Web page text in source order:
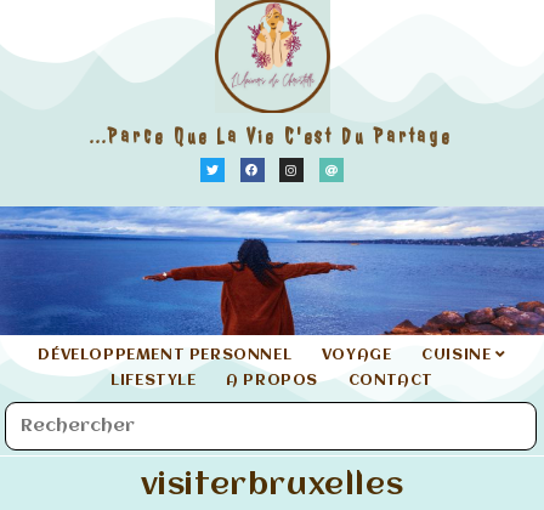
...parce Que La Vie C'est Du Partage
DÉVELOPPEMENT PERSONNEL VOYAGE
CUISINE
LIFESTYLE
A PROPOS CONTACT
visiterbruxelles